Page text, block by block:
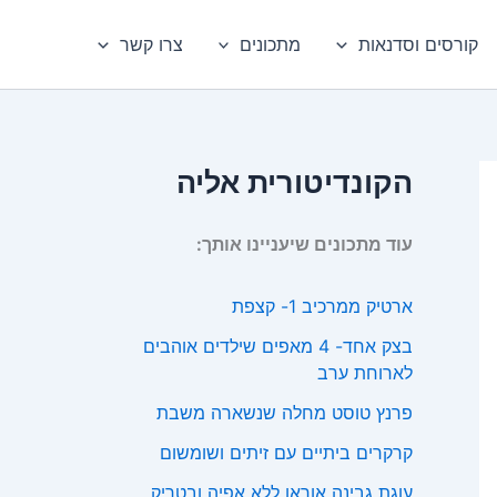
קורסים וסדנאות מתכונים צרו קשר
הקונדיטורית אליה
עוד מתכונים שיעניינו אותך:
ארטיק ממרכיב 1- קצפת
בצק אחד- 4 מאפים שילדים אוהבים
לארוחת ערב
פרנץ טוסט מחלה שנשארה משבת
קרקרים ביתיים עם זיתים ושומשום